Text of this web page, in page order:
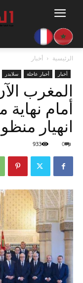
الرئيسية أخبار
أخبار أخبار عاجلة سلايدر
المغرب
أمام
انهيار
0
933